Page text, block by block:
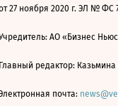
27 ноября 2020 г. ЭЛ № ФС
АО «Бизнес
Главный редактор:
почта: